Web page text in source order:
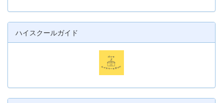
ハイスクールガイド